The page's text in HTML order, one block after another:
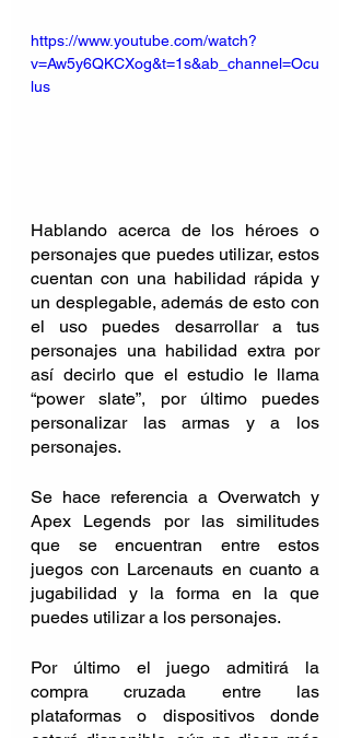
https://www.youtube.com/watch?
v=Aw5y6QKCXog&t=1s&ab_channel=Ocu
lus
Hablando acerca de los héroes o
personajes que puedes utilizar, estos
cuentan con una habilidad rápida y
un desplegable, además de esto con
el uso puedes desarrollar a tus
personajes una habilidad extra por
así decirlo que el estudio le llama
“power slate”, por último puedes
personalizar las armas y a los
personajes.
Se hace referencia a Overwatch y
Apex Legends por las similitudes
que se encuentran entre estos
juegos con Larcenauts en cuanto a
jugabilidad y la forma en la que
puedes utilizar a los personajes.
Por último el juego admitirá la
compra cruzada entre las
plataformas o dispositivos donde